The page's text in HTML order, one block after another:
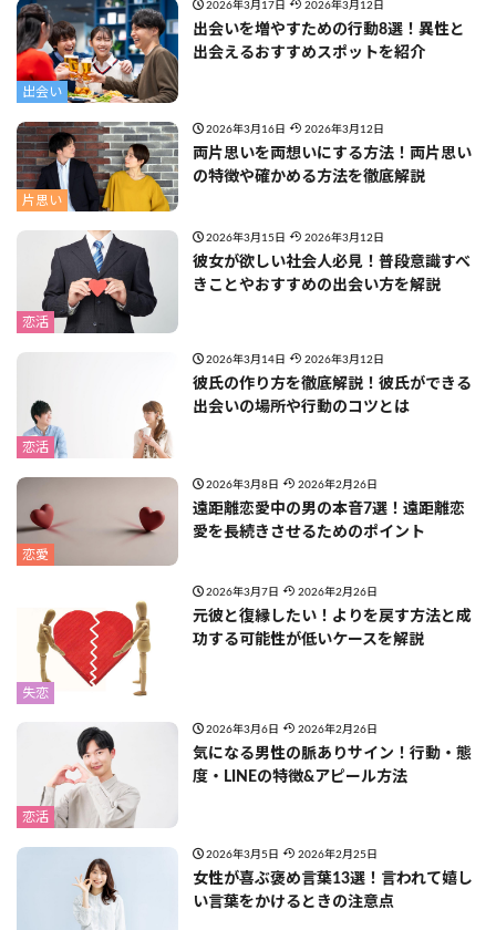
出会い
2026年3月17日 2026年3月12日
出会いを増やすための行動8選！異性と
出会えるおすすめスポットを紹介
片思い
2026年3月16日 2026年3月12日
両片思いを両想いにする方法！両片思い
の特徴や確かめる方法を徹底解説
恋活
2026年3月15日 2026年3月12日
彼女が欲しい社会人必見！普段意識すべ
きことやおすすめの出会い方を解説
恋活
2026年3月14日 2026年3月12日
彼氏の作り方を徹底解説！彼氏ができる
出会いの場所や行動のコツとは
恋愛
2026年3月8日 2026年2月26日
遠距離恋愛中の男の本音7選！遠距離恋
愛を長続きさせるためのポイント
失恋
2026年3月7日 2026年2月26日
元彼と復縁したい！よりを戻す方法と成
功する可能性が低いケースを解説
恋活
2026年3月6日 2026年2月26日
気になる男性の脈ありサイン！行動・態
度・LINEの特徴&アピール方法
2026年3月5日 2026年2月25日
女性が喜ぶ褒め言葉13選！言われて嬉し
い言葉をかけるときの注意点